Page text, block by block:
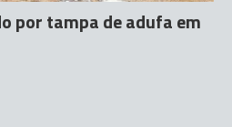
por tampa de adufa em